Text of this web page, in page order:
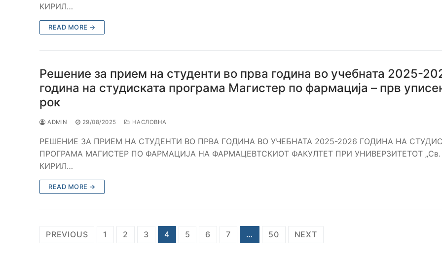
КИРИЛ…
READ MORE →
Решение за прием на студенти во прва година во учебната 2025-
година на студиската програма Магистер по фармација – прв
рок
ADMIN 29/08/2025 НАСЛОВНА
РЕШЕНИЕ ЗА ПРИЕМ НА СТУДЕНТИ ВО ПРВА ГОДИНА ВО УЧЕБНАТА 2025-2026 ГОДИНА НА
ПРОГРАМА МАГИСТЕР ПО ФАРМАЦИЈА НА ФАРМАЦЕВТСКИОТ ФАКУЛТЕТ ПРИ УНИВЕРЗИТЕТОТ „Св.
КИРИЛ…
READ MORE →
Posts
PREVIOUS 1 2 3 4 5 6 7 … 50 NEXT